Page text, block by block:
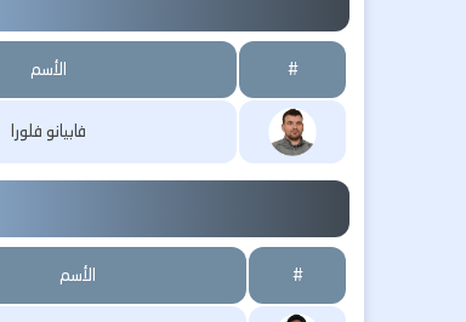
# الأسم
فابيانو فلورا
# الأسم